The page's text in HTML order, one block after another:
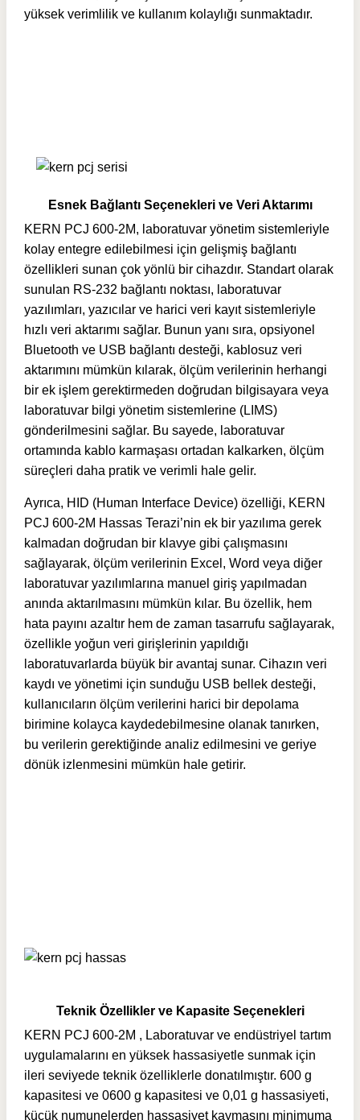
yüksek verimlilik ve kullanım kolaylığı sunmaktadır.
Esnek Bağlantı Seçenekleri ve Veri Aktarımı
KERN PCJ 600-2M, laboratuvar yönetim sistemleriyle
kolay entegre edilebilmesi için gelişmiş bağlantı
özellikleri sunan çok yönlü bir cihazdır. Standart olarak
sunulan RS-232 bağlantı noktası, laboratuvar
yazılımları, yazıcılar ve harici veri kayıt sistemleriyle
hızlı veri aktarımı sağlar. Bunun yanı sıra, opsiyonel
Bluetooth ve USB bağlantı desteği, kablosuz veri
aktarımını mümkün kılarak, ölçüm verilerinin herhangi
bir ek işlem gerektirmeden doğrudan bilgisayara veya
laboratuvar bilgi yönetim sistemlerine (LIMS)
gönderilmesini sağlar. Bu sayede, laboratuvar
ortamında kablo karmaşası ortadan kalkarken, ölçüm
süreçleri daha pratik ve verimli hale gelir.
Ayrıca, HID (Human Interface Device) özelliği, KERN
PCJ 600-2M Hassas Terazi’nin ek bir yazılıma gerek
kalmadan doğrudan bir klavye gibi çalışmasını
sağlayarak, ölçüm verilerinin Excel, Word veya diğer
laboratuvar yazılımlarına manuel giriş yapılmadan
anında aktarılmasını mümkün kılar. Bu özellik, hem
hata payını azaltır hem de zaman tasarrufu sağlayarak,
özellikle yoğun veri girişlerinin yapıldığı
laboratuvarlarda büyük bir avantaj sunar. Cihazın veri
kaydı ve yönetimi için sunduğu USB bellek desteği,
kullanıcıların ölçüm verilerini harici bir depolama
birimine kolayca kaydedebilmesine olanak tanırken,
bu verilerin gerektiğinde analiz edilmesini ve geriye
dönük izlenmesini mümkün hale getirir.
Teknik Özellikler ve Kapasite Seçenekleri
KERN PCJ 600-2M , Laboratuvar ve endüstriyel tartım
uygulamalarını en yüksek hassasiyetle sunmak için
ileri seviyede teknik özelliklerle donatılmıştır. 600 g
kapasitesi ve 0600 g kapasitesi ve 0,01 g hassasiyeti,
küçük numunelerden hassasiyet kaymasını minimuma